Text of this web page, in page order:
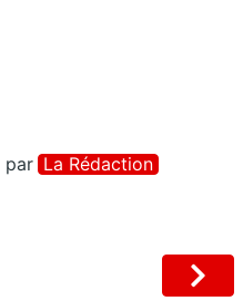
par La Rédaction